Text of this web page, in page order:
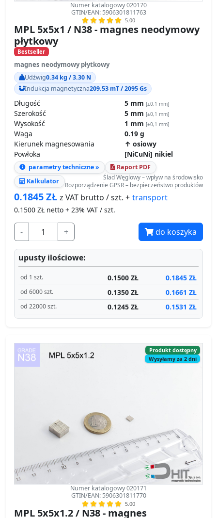
Numer katalogowy 020170
GTIN/EAN: 5906301811763
5.00
MPL 5x5x1 / N38 - magnes neodymowy
płytkowy
Bestseller
magnes neodymowy płytkowy
Udźwig0.34 kg / 3.30 N
Indukcja magnetyczna209.53 mT / 2095 Gs
Długość 5 mm [±0,1 mm]
Szerokość 5 mm [±0,1 mm]
Wysokość 1 mm [±0,1 mm]
Waga
0.19 g
Kierunek magnesowania
↑ osiowy
Powłoka
[NiCuNi] nikiel
parametry techniczne »
Raport PDF
Kalkulator
Ślad Węglowy – wpływ na środowisko
Rozporządzenie GPSR – bezpieczeństwo produktów
0.1845ZŁ z VAT brutto / szt. + transport
0.1500 ZŁ netto + 23% VAT / szt.
- + do koszyka
upusty ilościowe:
od 1 szt. 0.1500 ZŁ 0.1845 ZŁ
od 6000 szt. 0.1350 ZŁ 0.1661 ZŁ
od 22000 szt. 0.1245 ZŁ 0.1531 ZŁ
Produkt dostępny
Wysyłamy za 2 dni
Numer katalogowy 020171
GTIN/EAN: 5906301811770
5.00
MPL 5x5x1.2 / N38 - magnes